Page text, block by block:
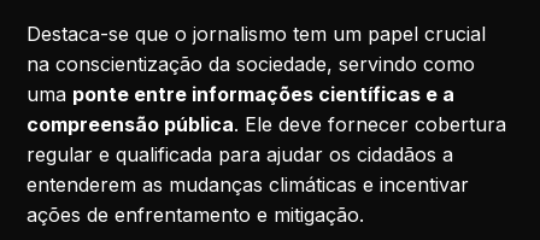
Destaca-se que o jornalismo tem um papel crucial
na conscientização da sociedade, servindo como
uma ponte entre informações científicas e a
compreensão pública. Ele deve fornecer cobertura
regular e qualificada para ajudar os cidadãos a
entenderem as mudanças climáticas e incentivar
ações de enfrentamento e mitigação.